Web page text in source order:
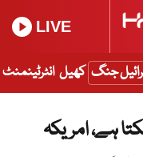
LIVE
جنگ کھیل انٹرٹینمنٹ
ہے، امریکہ